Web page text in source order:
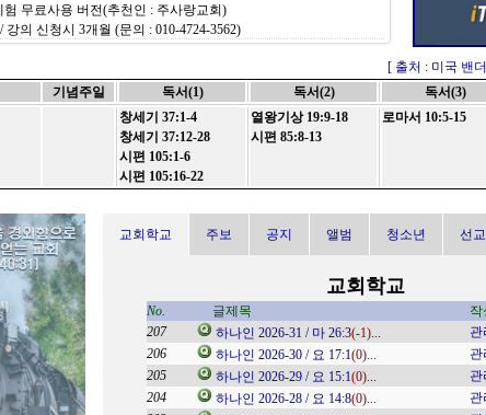
험 무료사용 버전(추천인 : 주사랑교회)
강의 신청시 3개월 (문의 : 010-4724-3562)
터 과정 동영상
동영상3 (15분)/동영상4 (15분)
송월교회 김아론 목사
인터넷 웹브라우저로도 사용이 가능합니다
) 파일은 씽크와이즈(ThinkWise2020)의 결과물 입니다.
씽크와이즈 무료버전을 다운받아 설치해주십시오.
[ 출처 : 미국 밴
기념주일 독서(1) 독서(2) 독서(3)
창세기 37:1-4
창세기 37:12-28
시편 105:1-6
시편 105:16-22
열왕기상 19:9-18
시편 85:8-13
로마서 10:5-15
교회학교 주보 공지 앨범 청소년 선교
작성일
02-20
12-17
10-22
09-24
교회학교
No. 글제목 작
207
하나인 2026-31 / 마 26:3(-1)... 관
206
하나인 2026-30 / 요 17:1(0)... 관
205
하나인 2026-29 / 요 15:1(0)... 관
204
하나인 2026-28 / 요 14:8(0)... 관